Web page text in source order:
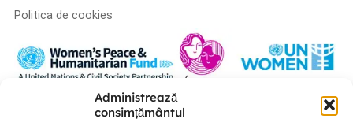
Administrează
consimțământul
Politica de cookies
Această platformă a fost realizată în cadrul proiectului „U-POWER –